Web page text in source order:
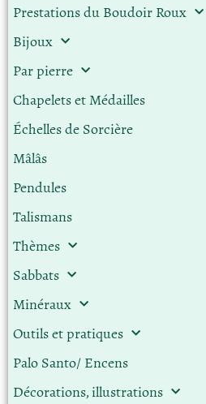
Prestations du Boudoir Roux
Bijoux
Par pierre
Chapelets et Médailles
Échelles de Sorcière
Mâlâs
Pendules
Talismans
Thèmes
Sabbats
Minéraux
Outils et pratiques
Palo Santo/ Encens
Décorations, illustrations